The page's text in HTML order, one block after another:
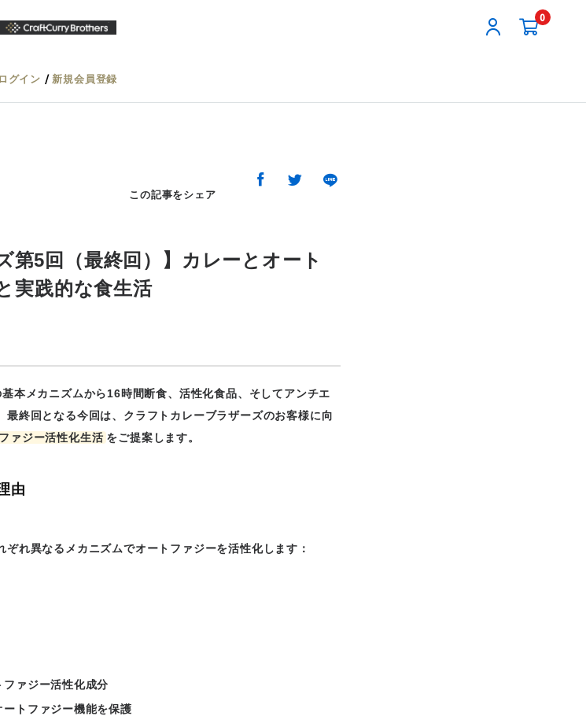
0
ログイン /新規会員登録
この記事をシェア
第5回（最終回）】カレーとオート
実践的な食生活
本メカニズムから16時間断食、活性化食品、そしてアンチエ
終回となる今回は、クラフトカレーブラザーズのお客様に向
ァジー活性化生活 をご提案します。
由
れ異なるメカニズムでオートファジーを活性化します：
ァジー活性化成分
トファジー機能を保護